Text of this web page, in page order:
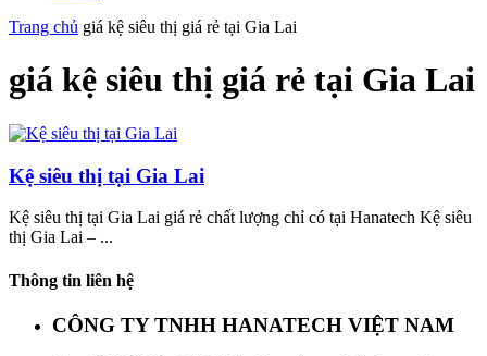
Trang chủ giá kệ siêu thị giá rẻ tại Gia Lai
giá kệ siêu thị giá rẻ tại Gia Lai
Kệ siêu thị tại Gia Lai
Kệ siêu thị tại Gia Lai giá rẻ chất lượng chỉ có tại Hanatech Kệ siêu
thị Gia Lai – ...
Thông tin liên hệ
CÔNG TY TNHH HANATECH VIỆT NAM